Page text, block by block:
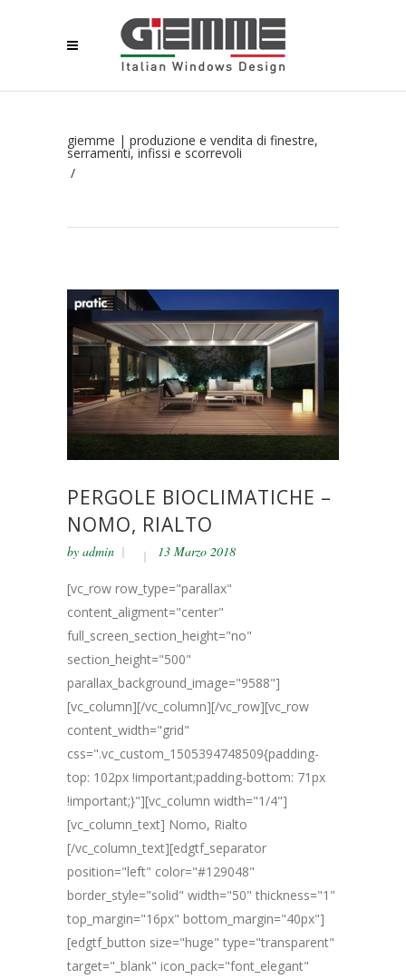
giemme | produzione e vendita di finestre,
serramenti, infissi e scorrevoli
/
PERGOLE BIOCLIMATICHE –
NOMO, RIALTO
by admin 13 Marzo 2018
[vc_row row_type="parallax"
content_aligment="center"
full_screen_section_height="no"
section_height="500"
parallax_background_image="9588"]
[vc_column][/vc_column][/vc_row][vc_row
content_width="grid"
css=".vc_custom_1505394748509{padding-
top: 102px !important;padding-bottom: 71px
!important;}"][vc_column width="1/4"]
[vc_column_text] Nomo, Rialto
[/vc_column_text][edgtf_separator
position="left" color="#129048"
border_style="solid" width="50" thickness="1"
top_margin="16px" bottom_margin="40px"]
[edgtf_button size="huge" type="transparent"
target="_blank" icon_pack="font_elegant"